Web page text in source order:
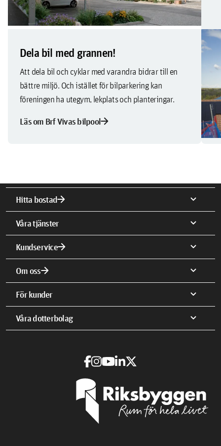
Dela bil med grannen!
Att dela bil och cyklar med varandra bidrar till en
bättre miljö. Och istället för bilparkering kan
föreningen ha utegym, lekplats och planteringar.
Läs om Brf Vivas bilpoolarrow_forward
Hitta bostadarrow_forward expand_more
Våra tjänster expand_more
Kundservicearrow_forward expand_more
Om ossarrow_forward expand_more
För kunder expand_more
Våra dotterbolag expand_more